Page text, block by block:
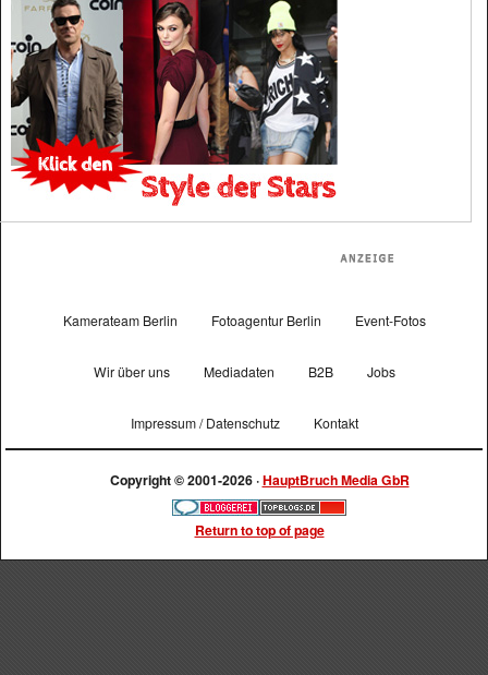
Kamerateam Berlin Fotoagentur Berlin Event-Fotos
Wir über uns Mediadaten B2B Jobs
Impressum / Datenschutz Kontakt
Copyright © 2001-2026 ·HauptBruch Media GbR
Return to top of page